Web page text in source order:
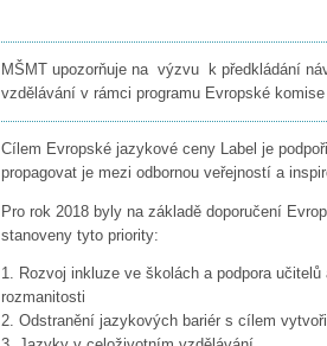
MŠMT upozorňuje na výzvu k předkládání
vzdělávání v rámci programu Evropské
Cílem Evropské jazykové ceny Label je
propagovat je mezi odbornou veřejností a
Pro rok 2018 byly na základě doporučení
stanoveny tyto priority:
1. Rozvoj inkluze ve školách a podpora
rozmanitosti
2. Odstranění jazykových bariér s cílem